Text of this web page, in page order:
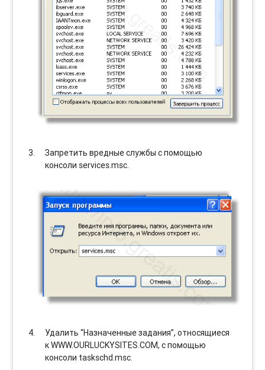
Запретить вредные службы с помощью
консоли services.msc.
Удалить “Назначенные задания”, относящиеся
к WWW.OURLUCKYSITES.COM, с помощью
консоли taskschd.msc.